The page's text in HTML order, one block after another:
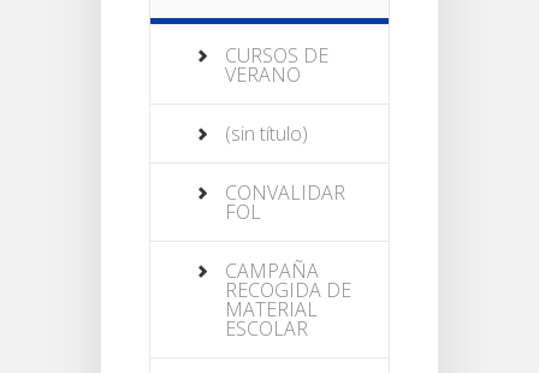
CURSOS DE
VERANO
(sin título)
CONVALIDAR
FOL
CAMPAÑA
RECOGIDA DE
MATERIAL
ESCOLAR